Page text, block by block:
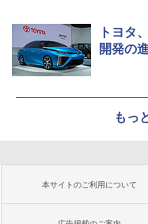
トヨタ
開発の
もっ
本サイトのご利用について